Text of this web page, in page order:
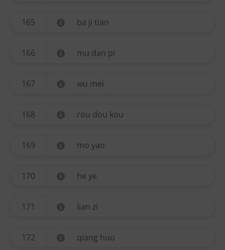
165 ba ji tian
166 mu dan pi
167 wu mei
168 rou dou kou
169 mo yao
170 he ye
171 lian zi
172 qiang huo